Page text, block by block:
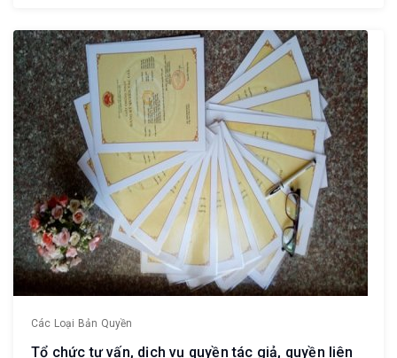
Các Loại Bản Quyền
Tổ chức tư vấn, dịch vụ quyền tác giả, quyền liên